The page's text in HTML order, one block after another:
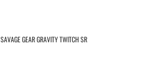
SAVAGE GEAR GRAVITY TWITCH SR